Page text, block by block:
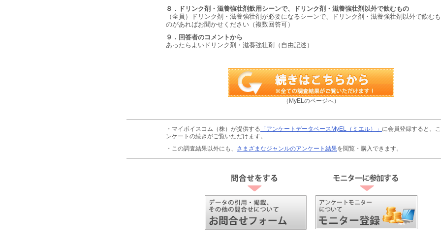
８．ドリンク剤・滋養強壮剤飲用シーンで、ドリンク剤・滋養強壮剤以外で飲むもの
（全員）ドリンク剤・滋養強壮剤が必要になるシーンで、ドリンク剤・滋養強壮剤以外で飲むも
のがあればお聞かせください（複数回答可）
９．回答者のコメントから
あったらよいドリンク剤・滋養強壮剤（自由記述）
（MyELのページへ）
・マイボイスコム（株）が提供する 「アンケートデータベースMyEL（ミエル）」 に会員登録すると、
ンケートの続きがご覧いただけます。
・この調査結果以外にも、 さまざまなジャンルのアンケート結果を閲覧・購入できます。